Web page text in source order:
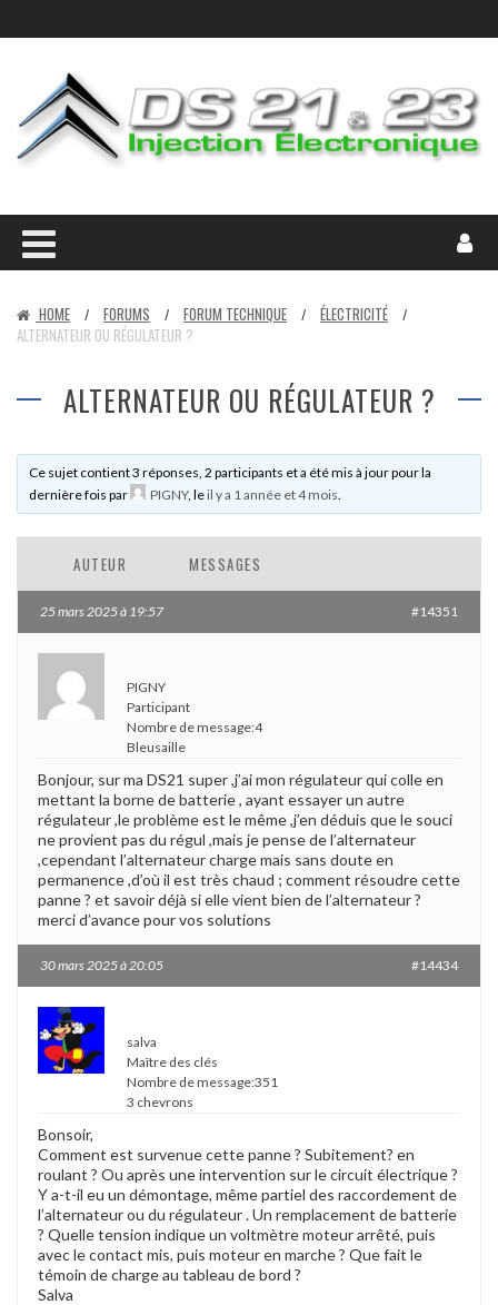
HOME / FORUMS / FORUM TECHNIQUE / ÉLECTRICITÉ /
ALTERNATEUR OU RÉGULATEUR ?
ALTERNATEUR OU RÉGULATEUR ?
Ce sujet contient 3 réponses, 2 participants et a été mis à jour pour la
dernière fois par
PIGNY, leil y a 1 année et 4 mois
AUTEUR MESSAGES
25 mars 2025 à 19:57 #14351
PIGNY
Participant
Nombre de message:4
Bleusaille
Bonjour, sur ma DS21 super ,j’ai mon régulateur qui colle en
mettant la borne de batterie , ayant essayer un autre
régulateur ,le problème est le même ,j’en déduis que le souci
ne provient pas du régul ,mais je pense de l’alternateur
,cependant l’alternateur charge mais sans doute en
permanence ,d’où il est très chaud ; comment résoudre cette
panne ? et savoir déjà si elle vient bien de l’alternateur ?
merci d’avance pour vos solutions
30 mars 2025 à 20:05 #14434
salva
Maître des clés
Nombre de message:351
3 chevrons
Bonsoir,
Comment est survenue cette panne ? Subitement? en
roulant ? Ou après une intervention sur le circuit électrique ?
Y a-t-il eu un démontage, même partiel des raccordement de
l’alternateur ou du régulateur . Un remplacement de batterie
? Quelle tension indique un voltmètre moteur arrêté, puis
avec le contact mis, puis moteur en marche ? Que fait le
témoin de charge au tableau de bord ?
Salva